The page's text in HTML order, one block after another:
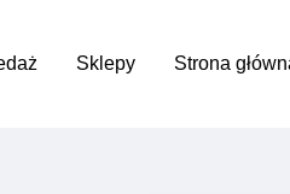
Sklepy Strona